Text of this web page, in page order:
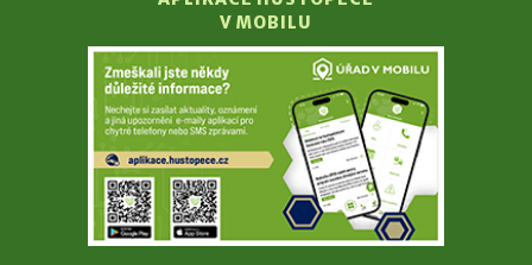
V MOBILU